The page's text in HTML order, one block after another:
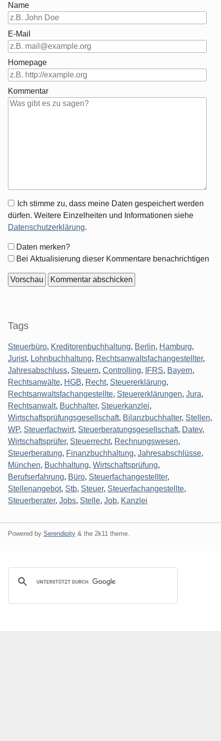
Name
E-Mail
Homepage
Kommentar
Antwort
zu
Ich stimme zu, dass meine Daten gespeichert werden
dürfen. Weitere Einzelheiten und Informationen siehe
Datenschutzerklärung.
Formular-
Optionen
Daten merken?
Bei Aktualisierung dieser Kommentare benachrichtigen
Tags
Steuerbüro, Kreditorenbuchhaltung, Berlin, Hamburg,
Jurist, Lohnbuchhaltung, Rechtsanwaltsfachangestellter,
Jahresabschluss, Steuern, Controlling, IFRS, Bayern,
Rechtsanwälte, HGB, Recht, Steuererklärung,
Rechtsanwaltsfachangestellte, Steuererklärungen, Jura,
Rechtsanwalt, Buchhalter, Steuerkanzlei,
Wirtschaftsprüfungsgesellschaft, Bilanzbuchhalter, Stellen,
WP, Steuerfachwirt, Steuerberatungsgesellschaft, Datev,
Wirtschaftsprüfer, Steuerrecht, Rechnungswesen,
Steuerberatung, Finanzbuchhaltung, Jahresabschlüsse,
München, Buchhaltung, Wirtschaftsprüfung,
Berufserfahrung, Büro, Steuerfachangestellter,
Stellenangebot, Stb, Steuer, Steuerfachangestellte,
Steuerberater, Jobs, Stelle, Job, Kanzlei
Powered by Serendipity & the 2k11 theme.